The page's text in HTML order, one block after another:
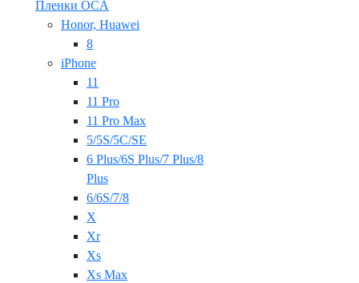
Пленки OCA
Honor, Huawei
8
iPhone
11
11 Pro
11 Pro Max
5/5S/5C/SE
6 Plus/6S Plus/7 Plus/8
Plus
6/6S/7/8
X
Xr
Xs
Xs Max